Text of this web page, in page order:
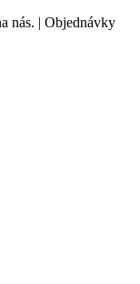
nás. | Objednávky